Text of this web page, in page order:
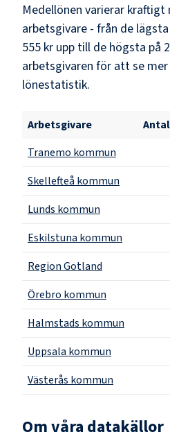
Medellönen varierar kraftigt
arbetsgivare - från de
555 kr upp till de högsta på
arbetsgivaren för att se
lönestatistik.
Arbetsgivare
Tranemo kommun
Skellefteå kommun
Lunds kommun
Eskilstuna kommun
Region Gotland
Örebro kommun
Halmstads kommun
Uppsala kommun
Västerås kommun
Om våra datakällor